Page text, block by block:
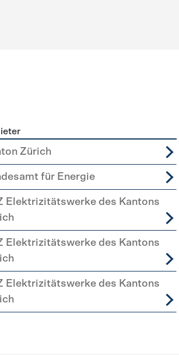
Zürich
für Energie
Elektrizitätswerke des Kantons
Elektrizitätswerke des Kantons
Elektrizitätswerke des Kantons